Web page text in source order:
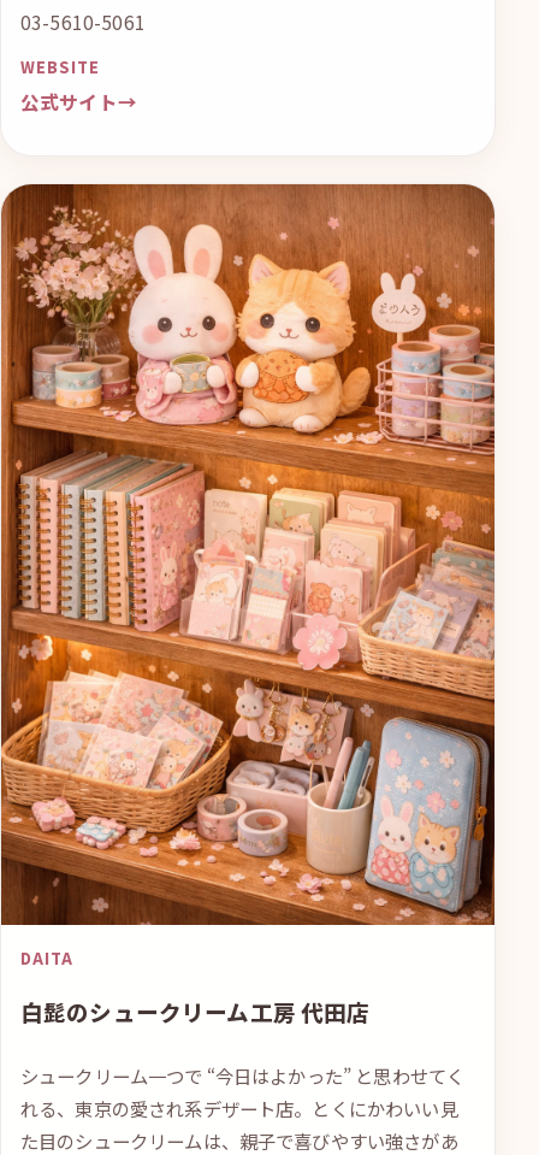
03-5610-5061
WEBSITE
公式サイト
DAITA
白髭のシュークリーム工房 代田店
シュークリーム一つで “今日はよかった” と思わせてく
れる、東京の愛され系デザート店。とくにかわいい見
た目のシュークリームは、親子で喜びやすい強さがあ